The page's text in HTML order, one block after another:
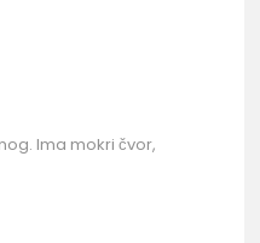
Ima mokri čvor,